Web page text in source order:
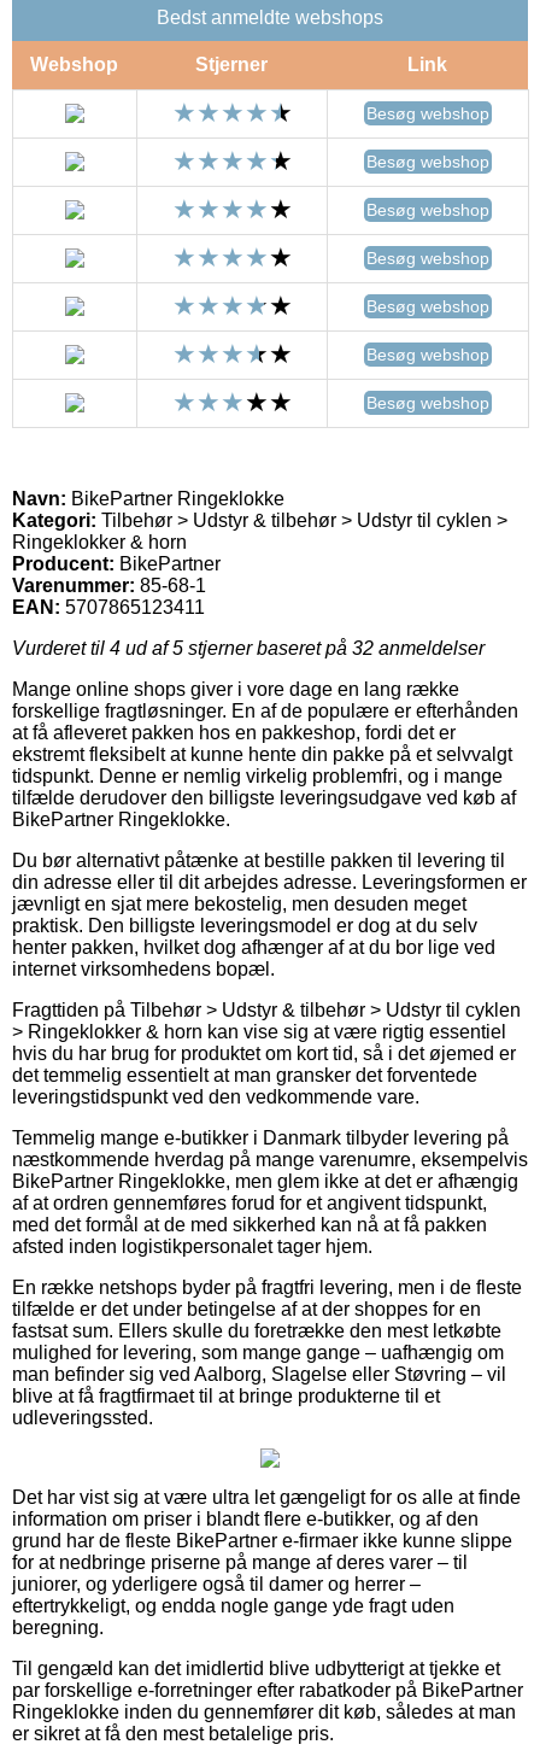
Bedst anmeldte webshops
Webshop Stjerner Link
Besøg webshop
Besøg webshop
Besøg webshop
Besøg webshop
Besøg webshop
Besøg webshop
Besøg webshop
Navn: BikePartner Ringeklokke
Kategori: Tilbehør > Udstyr & tilbehør > Udstyr til cyklen >
Ringeklokker & horn
Producent: BikePartner
Varenummer: 85-68-1
EAN: 5707865123411
Vurderet til 4 ud af 5 stjerner baseret på 32 anmeldelser
Mange online shops giver i vore dage en lang række
forskellige fragtløsninger. En af de populære er efterhånden
at få afleveret pakken hos en pakkeshop, fordi det er
ekstremt fleksibelt at kunne hente din pakke på et selvvalgt
tidspunkt. Denne er nemlig virkelig problemfri, og i mange
tilfælde derudover den billigste leveringsudgave ved køb af
BikePartner Ringeklokke.
Du bør alternativt påtænke at bestille pakken til levering til
din adresse eller til dit arbejdes adresse. Leveringsformen er
jævnligt en sjat mere bekostelig, men desuden meget
praktisk. Den billigste leveringsmodel er dog at du selv
henter pakken, hvilket dog afhænger af at du bor lige ved
internet virksomhedens bopæl.
Fragttiden på Tilbehør > Udstyr & tilbehør > Udstyr til cyklen
> Ringeklokker & horn kan vise sig at være rigtig essentiel
hvis du har brug for produktet om kort tid, så i det øjemed er
det temmelig essentielt at man gransker det forventede
leveringstidspunkt ved den vedkommende vare.
Temmelig mange e-butikker i Danmark tilbyder levering på
næstkommende hverdag på mange varenumre, eksempelvis
BikePartner Ringeklokke, men glem ikke at det er afhængig
af at ordren gennemføres forud for et angivent tidspunkt,
med det formål at de med sikkerhed kan nå at få pakken
afsted inden logistikpersonalet tager hjem.
En række netshops byder på fragtfri levering, men i de fleste
tilfælde er det under betingelse af at der shoppes for en
fastsat sum. Ellers skulle du foretrække den mest letkøbte
mulighed for levering, som mange gange – uafhængig om
man befinder sig ved Aalborg, Slagelse eller Støvring – vil
blive at få fragtfirmaet til at bringe produkterne til et
udleveringssted.
Det har vist sig at være ultra let gængeligt for os alle at finde
information om priser i blandt flere e-butikker, og af den
grund har de fleste BikePartner e-firmaer ikke kunne slippe
for at nedbringe priserne på mange af deres varer – til
juniorer, og yderligere også til damer og herrer –
eftertrykkeligt, og endda nogle gange yde fragt uden
beregning.
Til gengæld kan det imidlertid blive udbytterigt at tjekke et
par forskellige e-forretninger efter rabatkoder på BikePartner
Ringeklokke inden du gennemfører dit køb, således at man
er sikret at få den mest betalelige pris.